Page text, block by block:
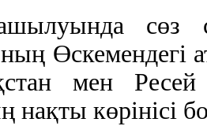
сөз
Өскемендегі
мен Ресей
нақты көрінісі